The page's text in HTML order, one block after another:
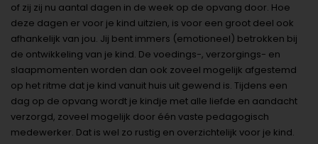
of zij zij nu aantal dagen in de week op de opvang door. Hoe
deze dagen er voor je kind uitzien, is voor een groot deel ook
afhankelijk van jou. Jij bent immers (emotioneel) betrokken bij
de ontwikkeling van je kind. De voedings-, verzorgings- en
slaapmomenten worden dan ook zoveel mogelijk afgestemd
op het ritme dat je kind vanuit huis uit gewend is. Tijdens een
dag op de opvang wordt je kindje met alle liefde en aandacht
verzorgd, zoveel mogelijk door één vaste pedagogisch
medewerker. Dat is wel zo rustig en overzichtelijk voor je kind.